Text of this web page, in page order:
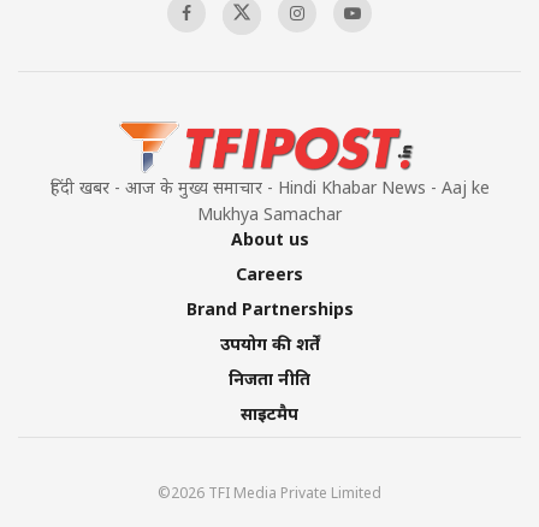
हिंदी खबर - आज के मुख्य समाचार - Hindi Khabar News - Aaj ke
Mukhya Samachar
About us
Careers
Brand Partnerships
उपयोग की शर्तें
निजता नीति
साइटमैप
©2026 TFI Media Private Limited